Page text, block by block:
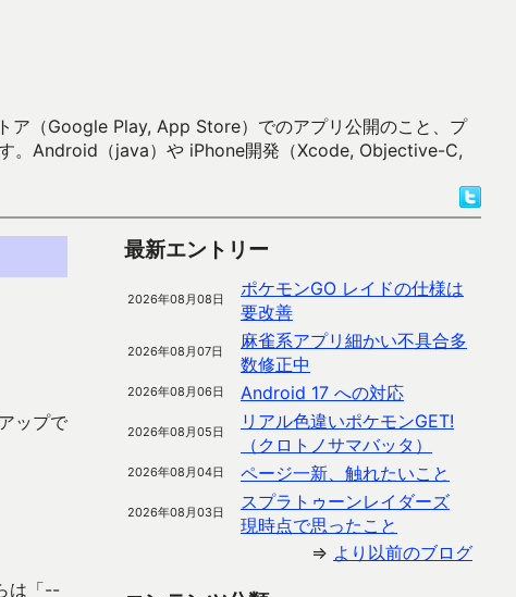
ア（Google Play, App Store）でのアプリ公開のこと、プ
。Android（java）や iPhone開発（Xcode, Objective-C,
ップで
は「--
最新エントリー
2026年08月08日
ポケモンGO レイドの仕様は
要改善
2026年08月07日
麻雀系アプリ細かい不具合多
数修正中
2026年08月06日 Android 17 への対応
2026年08月05日
リアル色違いポケモンGET!
（クロトノサマバッタ）
2026年08月04日 ページ一新、触れたいこと
2026年08月03日
スプラトゥーンレイダーズ
現時点で思ったこと
⇒ より以前のブログ